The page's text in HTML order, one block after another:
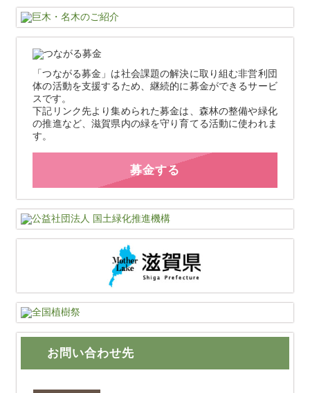
「つながる募金」は社会課題の解決に取り組む非営利団
体の活動を支援するため、継続的に募金ができるサービ
スです。
下記リンク先より集められた募金は、森林の整備や緑化
の推進など、滋賀県内の緑を守り育てる活動に使われま
す。
募金する
お問い合わせ先